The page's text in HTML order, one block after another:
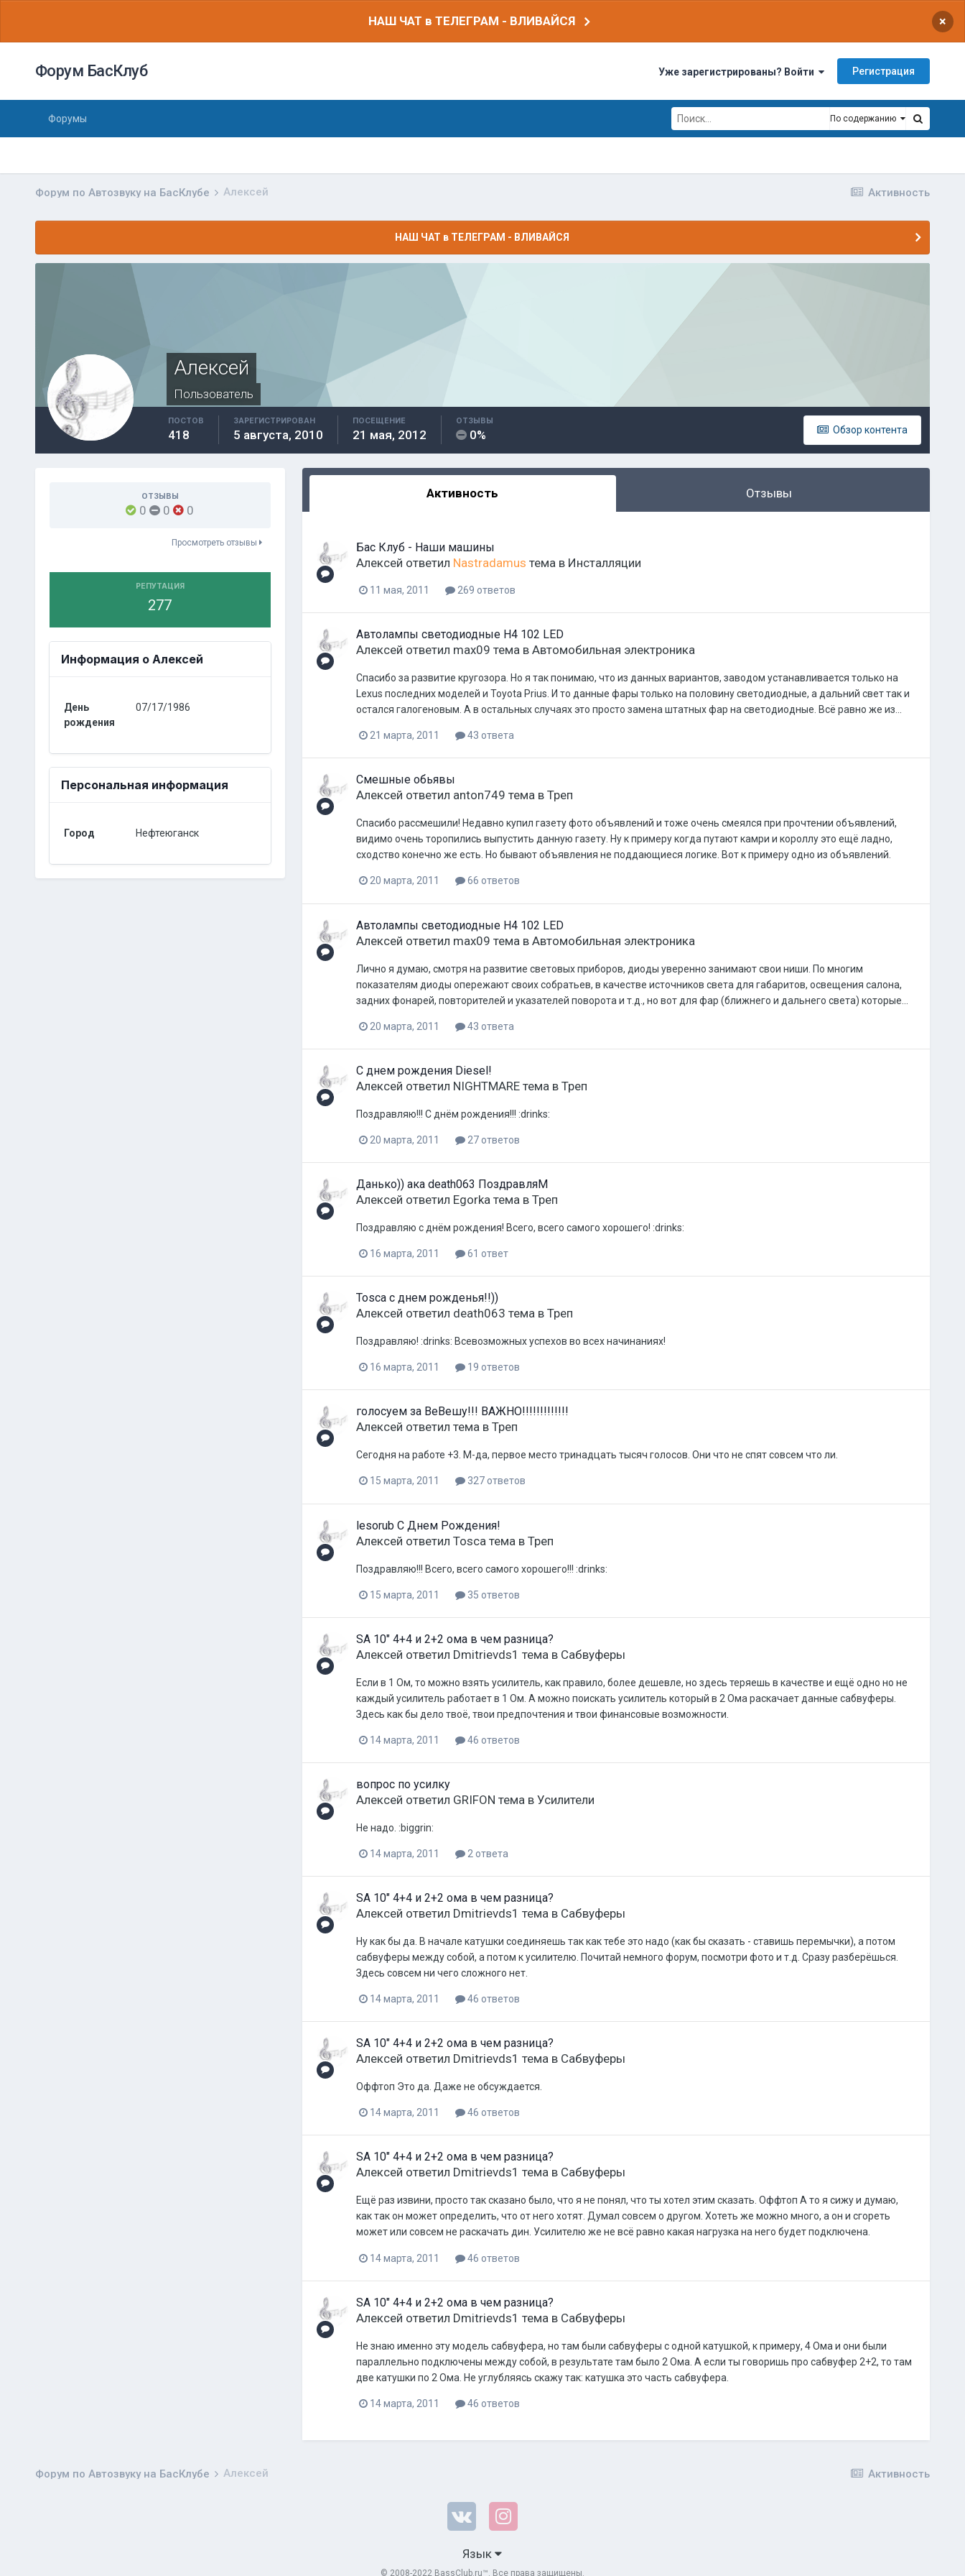
НАШ ЧАТ в ТЕЛЕГРАМ - ВЛИВАЙСЯ ×
Форум БасКлуб Уже зарегистрированы? Войти Регистрация
Форумы По содержанию
Активность
Форум по Автозвуку на БасКлубе Aлексей
НАШ ЧАТ в ТЕЛЕГРАМ - ВЛИВАЙСЯ
Aлексей
Пользователь
Обзор контента
ПОСТОВ
418
ЗАРЕГИСТРИРОВАН
5 августа, 2010
ПОСЕЩЕНИЕ
21 мая, 2012
ОТЗЫВЫ
0%
ОТЗЫВЫ
0 0 0
Просмотреть отзывы
РЕПУТАЦИЯ
277
Информация о Aлексей
День
рождения
07/17/1986
Персональная информация
Город Нефтеюганск
Активность Отзывы
Бас Клуб - Наши машины
Aлексей ответил Nastradamus тема в Инсталляции
11 мая, 2011 269 ответов
Автолампы светодиодные H4 102 LED
Aлексей ответил max09 тема в Автомобильная электроника
Спасибо за развитие кругозора. Но я так понимаю, что из данных вариантов, заводом устанавливается только на
Lexus последних моделей и Toyota Prius. И то данные фары только на половину светодиодные, а дальний свет так и
остался галогеновым. А в остальных случаях это просто замена штатных фар на светодиодные. Всё равно же из...
21 марта, 2011 43 ответа
Смешные обьявы
Aлексей ответил anton749 тема в Треп
Спасибо рассмешили! Недавно купил газету фото объявлений и тоже очень смеялся при прочтении объявлений,
видимо очень торопились выпустить данную газету. Ну к примеру когда путают камри и короллу это ещё ладно,
сходство конечно же есть. Но бывают объявления не поддающиеся логике. Вот к примеру одно из объявлений.
20 марта, 2011 66 ответов
Автолампы светодиодные H4 102 LED
Aлексей ответил max09 тема в Автомобильная электроника
Лично я думаю, смотря на развитие световых приборов, диоды уверенно занимают свои ниши. По многим
показателям диоды опережают своих собратьев, в качестве источников света для габаритов, освещения салона,
задних фонарей, повторителей и указателей поворота и т.д., но вот для фар (ближнего и дальнего света) которые...
20 марта, 2011 43 ответа
С днем рождения Diesel!
Aлексей ответил NIGHTMAREтема в Треп
Поздравляю!!! С днём рождения!!! :drinks:
20 марта, 2011 27 ответов
Данько)) ака death063 ПоздравляМ
Aлексей ответил Egorka тема в Треп
Поздравляю с днём рождения! Всего, всего самого хорошего! :drinks:
16 марта, 2011 61 ответ
Tosca с днем рожденья!!))
Aлексей ответил death063 тема в Треп
Поздравляю! :drinks: Всевозможных успехов во всех начинаниях!
16 марта, 2011 19 ответов
голосуем за ВеВешу!!! ВАЖНО!!!!!!!!!!!!!
Aлексей ответил тема в Треп
Сегодня на работе +3. М-да, первое место тринадцать тысяч голосов. Они что не спят совсем что ли.
15 марта, 2011 327 ответов
lesorub С Днем Рождения!
Aлексей ответил Tosca тема в Треп
Поздравляю!!! Всего, всего самого хорошего!!! :drinks:
15 марта, 2011 35 ответов
SA 10" 4+4 и 2+2 ома в чем разница?
Aлексей ответил Dmitrievds1 тема в Сабвуферы
Если в 1 Ом, то можно взять усилитель, как правило, более дешевле, но здесь теряешь в качестве и ещё одно но не
каждый усилитель работает в 1 Ом. А можно поискать усилитель который в 2 Ома раскачает данные сабвуферы.
Здесь как бы дело твоё, твои предпочтения и твои финансовые возможности.
14 марта, 2011 46 ответов
вопрос по усилку
Aлексей ответил GRIFON тема в Усилители
Не надо. :biggrin:
14 марта, 2011 2 ответа
SA 10" 4+4 и 2+2 ома в чем разница?
Aлексей ответил Dmitrievds1 тема в Сабвуферы
Ну как бы да. В начале катушки соединяешь так как тебе это надо (как бы сказать - ставишь перемычки), а потом
сабвуферы между собой, а потом к усилителю. Почитай немного форум, посмотри фото и т.д. Сразу разберёшься.
Здесь совсем ни чего сложного нет.
14 марта, 2011 46 ответов
SA 10" 4+4 и 2+2 ома в чем разница?
Aлексей ответил Dmitrievds1 тема в Сабвуферы
Оффтоп Это да. Даже не обсуждается.
14 марта, 2011 46 ответов
SA 10" 4+4 и 2+2 ома в чем разница?
Aлексей ответил Dmitrievds1 тема в Сабвуферы
Ещё раз извини, просто так сказано было, что я не понял, что ты хотел этим сказать. Оффтоп А то я сижу и думаю,
как так он может определить, что от него хотят. Думал совсем о другом. Хотеть же можно много, а он и сгореть
может или совсем не раскачать дин. Усилителю же не всё равно какая нагрузка на него будет подключена.
14 марта, 2011 46 ответов
SA 10" 4+4 и 2+2 ома в чем разница?
Aлексей ответил Dmitrievds1 тема в Сабвуферы
Не знаю именно эту модель сабвуфера, но там были сабвуферы с одной катушкой, к примеру, 4 Ома и они были
параллельно подключены между собой, в результате там было 2 Ома. А если ты говоришь про сабвуфер 2+2, то там
две катушки по 2 Ома. Не углубляясь скажу так: катушка это часть сабвуфера.
14 марта, 2011 46 ответов
Активность
Форум по Автозвуку на БасКлубе Aлексей
Язык
© 2008-2022 BassClub.ru™. Все права защищены.